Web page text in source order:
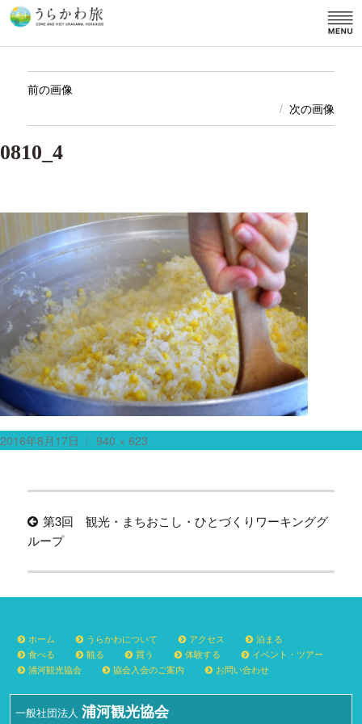
前の画像
次の画像
0810_4
投
2016年8月17日
フ
イ
ズ
940 × 623
稿
ナ
ビ
ー
シ
ョ
第3回 観光・まちおこし・ひとづくりワーキンググ
ループ
ホーム うらかわについて アクセス
泊まる
食べる
観る 買う 体験する
イベント・ツアー
浦河観光協会
協会入会のご案内 お問い合わせ
一般社団法人 浦河観光協会